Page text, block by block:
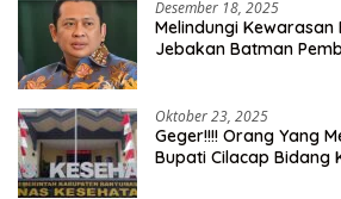
Desember 18, 2025
Melindungi
Jebakan Batman
Oktober 23, 2025
Geger!!!! Orang Yang
Bupati Cilacap Bidang